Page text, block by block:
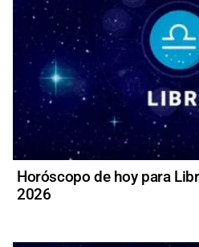
Horóscopo de hoy para
2026